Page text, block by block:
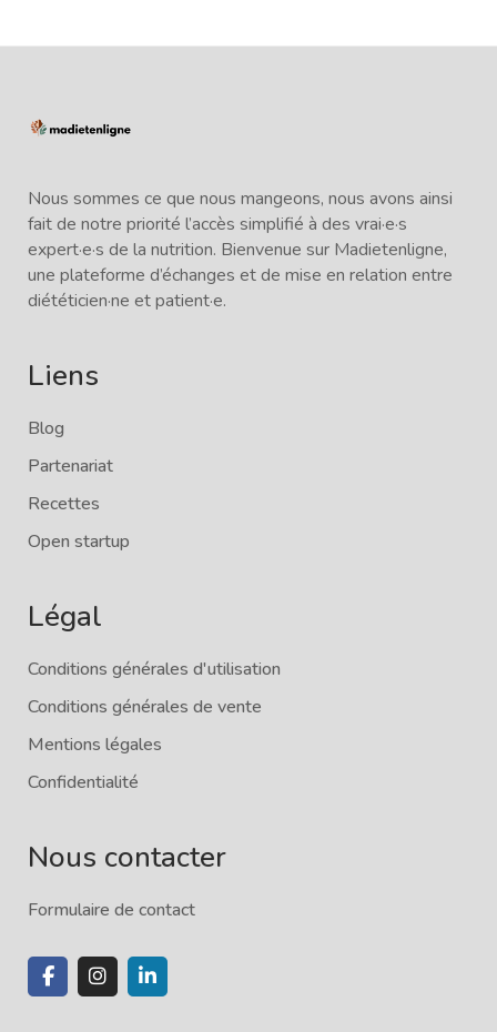
Nous sommes ce que nous mangeons, nous avons ainsi
fait de notre priorité l’accès simplifié à des vrai·e·s
expert·e·s de la nutrition. Bienvenue sur Madietenligne,
une plateforme d’échanges et de mise en relation entre
diététicien·ne et patient·e.
Liens
Blog
Partenariat
Recettes
Open startup
Légal
Conditions générales d'utilisation
Conditions générales de vente
Mentions légales
Confidentialité
Nous contacter
Formulaire de contact